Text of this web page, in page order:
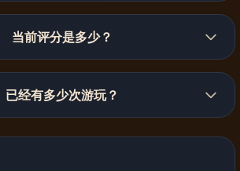
当前评分是多少？
已经有多少次游玩？